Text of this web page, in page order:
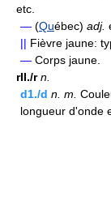
etc.
— (Québec) adj.
|| Fièvre jaune:
— Corps jaune.
rII./r n.
d1./d n. m.
longueur d'onde